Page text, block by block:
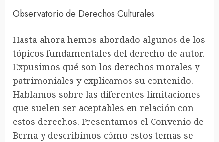
Observatorio de Derechos Culturales
Hasta ahora hemos abordado algunos de los
tópicos fundamentales del derecho de autor.
Expusimos qué son los derechos morales y
patrimoniales y explicamos su contenido.
Hablamos sobre las diferentes limitaciones
que suelen ser aceptables en relación con
estos derechos. Presentamos el Convenio de
Berna y describimos cómo estos temas se